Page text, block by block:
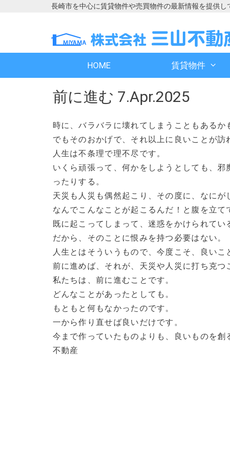
長崎市を中心に賃貸物件や売買物件の最新情報を提供
ン
へ
ン
へ
HOME 賃貸物件
前に進む 7.Apr.2025
時に、バラバラに壊れてしまうこともあるか
でもそのおかげで、それ以上に良いことが訪
人生は不条理で理不尽です。
いくら頑張って、何かをしようとしても、
ったりする。
天災も人災も偶然起こり、その度に、なにが
なんでこんなことが起こるんだ！と腹を立て
既に起こってしまって、迷惑をかけられてい
だから、そのことに恨みを持つ必要はない。
人生とはそういうもので、今度こそ、良い
前に進めば、それが、天災や人災に打ち克つ
私たちは、前に進むことです。
どんなことがあったとしても。
もともと何もなかったのです。
一から作り直せば良いだけです。
今まで作っていたものよりも、良いものを
不動産